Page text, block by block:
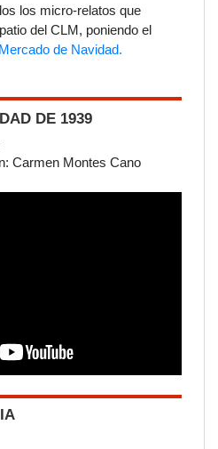
los micro-relatos que
del CLM, poniendo el
Mercado de Navidad.
DE 1939
Carmen Montes Cano